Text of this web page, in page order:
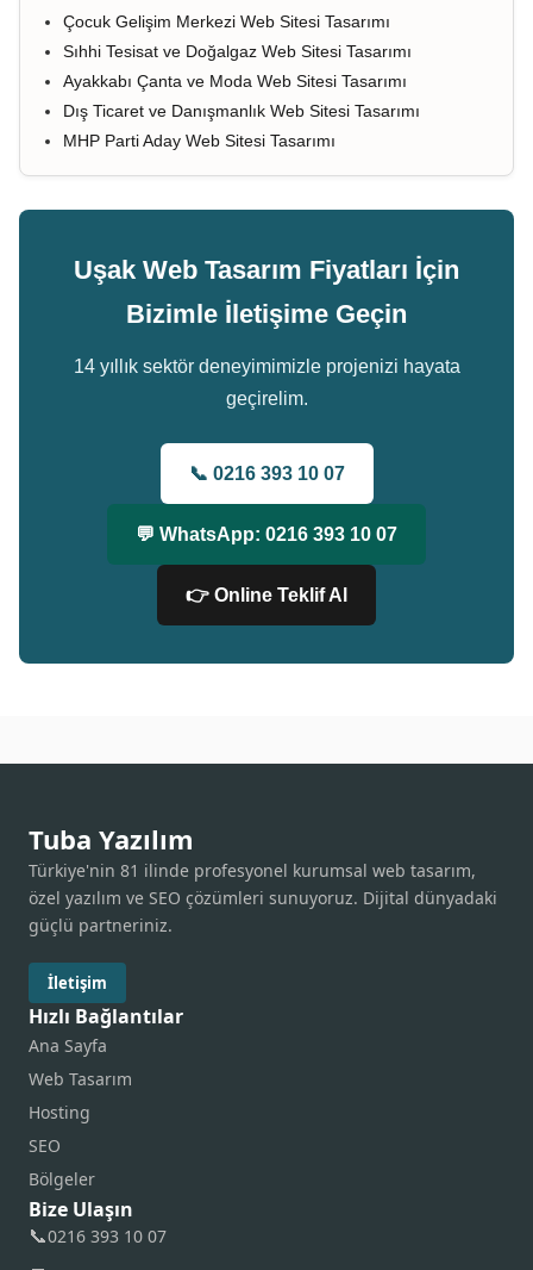
Çocuk Gelişim Merkezi Web Sitesi Tasarımı
Sıhhi Tesisat ve Doğalgaz Web Sitesi Tasarımı
Ayakkabı Çanta ve Moda Web Sitesi Tasarımı
Dış Ticaret ve Danışmanlık Web Sitesi Tasarımı
MHP Parti Aday Web Sitesi Tasarımı
Uşak Web Tasarım Fiyatları İçin
Bizimle İletişime Geçin
14 yıllık sektör deneyimimizle projenizi hayata
geçirelim.
📞 0216 393 10 07
💬 WhatsApp: 0216 393 10 07
👉 Online Teklif Al
Tuba Yazılım
Türkiye'nin 81 ilinde profesyonel kurumsal web tasarım,
özel yazılım ve SEO çözümleri sunuyoruz. Dijital dünyadaki
güçlü partneriniz.
İletişim
Hızlı Bağlantılar
Ana Sayfa
Web Tasarım
Hosting
SEO
Bölgeler
Bize Ulaşın
📞0216 393 10 07